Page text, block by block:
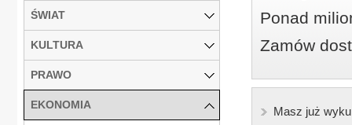
Ponad
Zamów
Masz już
ŚWIAT
KULTURA
PRAWO
EKONOMIA